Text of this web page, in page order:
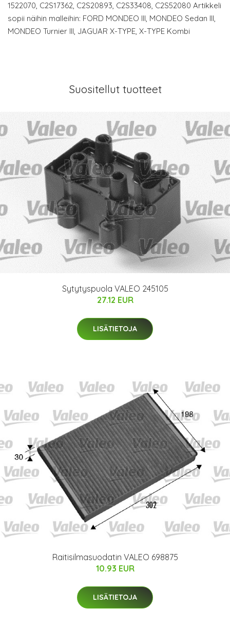
1522070, C2S17362, C2S20893, C2S33408, C2S52080 Artikkeli
sopii näihin malleihin: FORD MONDEO III, MONDEO Sedan III,
MONDEO Turnier III, JAGUAR X-TYPE, X-TYPE Kombi
Suositellut tuotteet
Sytytyspuola VALEO 245105
27.12 EUR
LISÄTIETOJA
Raitisilmasuodatin VALEO 698875
10.93 EUR
LISÄTIETOJA